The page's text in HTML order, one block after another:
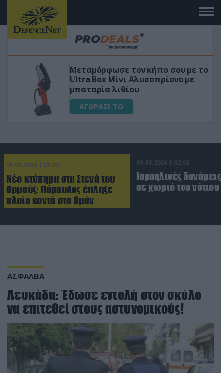
«Μαγική» φόρμουλα τριβόλι + VIP
για αύξηση της λίμπιντο
ΑΓΟΡΑΣΕ ΤΟ
09.08.2026 | 02:02
Νέο κτύπημα στα Στενά του
Ορμούζ: Πύραυλος έπληξε
πλοίο κοντά στο Ομάν
09.08.2026 | 02:02
Ισραηλινές
σε χωριό του
ΑΣΦΑΛΕΙΑ
Λευκάδα: Έδωσε εντολή στον σκύλο
να επιτεθεί στους αστυνομικούς!